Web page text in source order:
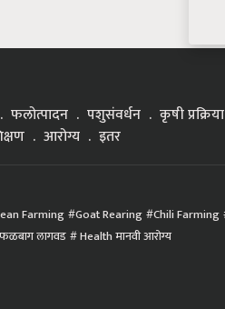
फलोत्पादन पशुसंवर्धन
कृषी प्रक्रिया
आरोग्य इतर
Farming Goat Rearing Chili Farming
लागवड Health मानवी आरोग्य